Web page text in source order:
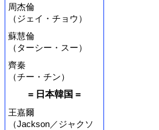
周杰倫
（ジェイ・チョウ）
蘇慧倫
（ターシー・スー）
齊秦
（チー・チン）
= 日本韓国 =
王嘉爾
（Jackson／ジャクソ